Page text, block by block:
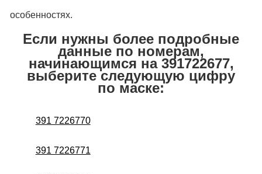
особенностях.
Если нужны более подробные
данные по номерам,
начинающимся на 391722677,
выберите следующую цифру
по маске:
391 7226770
391 7226771